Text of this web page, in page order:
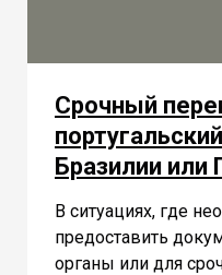
Срочный
Бразилии или
В ситуациях, где
предоставить
органы или для